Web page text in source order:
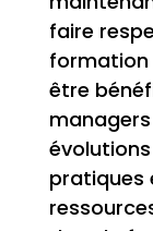
faire
formation
être
pratiques